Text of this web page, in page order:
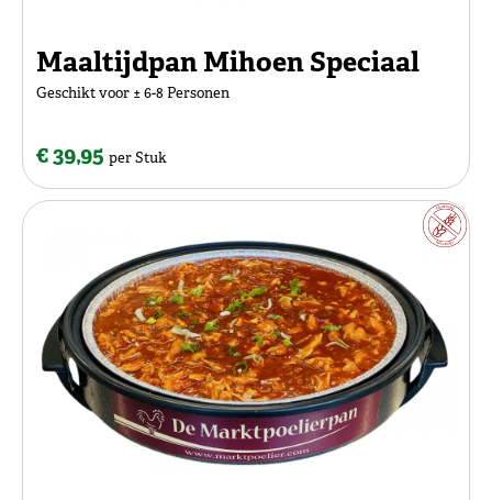
Maaltijdpan Mihoen Speciaal
Geschikt voor ± 6-8 Personen
€ 39,95 per Stuk